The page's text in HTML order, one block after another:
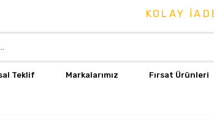
KOLAY İADE
Teklif Markalarımız Fırsat Ürünleri